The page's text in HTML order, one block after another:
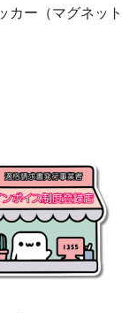
カー（マグネット